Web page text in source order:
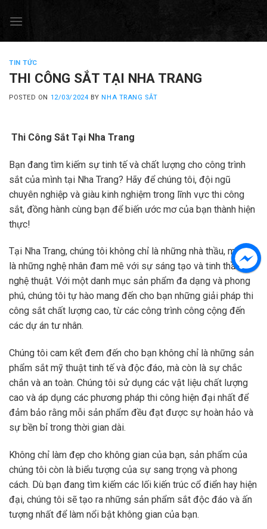
TIN TỨC
THI CÔNG SẮT TẠI NHA TRANG
POSTED ON 12/03/2024 BYNHA TRANG SẮT
Thi Công Sắt Tại Nha Trang
Bạn đang tìm kiếm sự tinh tế và chất lượng cho công trình
sắt của mình tại Nha Trang? Hãy để chúng tôi, đội ngũ
chuyên nghiệp và giàu kinh nghiệm trong lĩnh vực thi công
sắt, đồng hành cùng bạn để biến ước mơ của bạn thành hiện
thực!
Tại Nha Trang, chúng tôi không chỉ là những nhà thầu, mà còn
là những nghệ nhân đam mê với sự sáng tạo và tinh thần
nghệ thuật. Với một danh mục sản phẩm đa dạng và phong
phú, chúng tôi tự hào mang đến cho bạn những giải pháp thi
công sắt chất lượng cao, từ các công trình công cộng đến
các dự án tư nhân.
Chúng tôi cam kết đem đến cho bạn không chỉ là những sản
phẩm sắt mỹ thuật tinh tế và độc đáo, mà còn là sự chắc
chắn và an toàn. Chúng tôi sử dụng các vật liệu chất lượng
cao và áp dụng các phương pháp thi công hiện đại nhất để
đảm bảo rằng mỗi sản phẩm đều đạt được sự hoàn hảo và
sự bền bỉ trong thời gian dài.
Không chỉ làm đẹp cho không gian của bạn, sản phẩm của
chúng tôi còn là biểu tượng của sự sang trọng và phong
cách. Dù bạn đang tìm kiếm các lối kiến trúc cổ điển hay hiện
đại, chúng tôi sẽ tạo ra những sản phẩm sắt độc đáo và ấn
tượng nhất để làm nổi bật không gian của bạn.